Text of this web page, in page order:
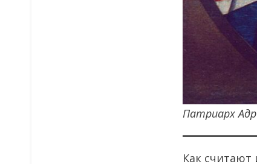
Патриарх
Как считают